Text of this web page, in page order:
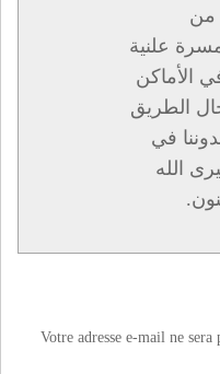
من
علنية
الأماكن
الطريق
في
الله
Votre adresse e-mail ne sera